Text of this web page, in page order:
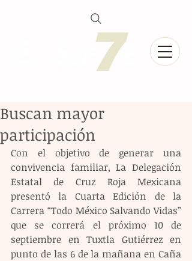
Buscan mayor
participación
Con el objetivo de generar una
convivencia familiar, La Delegación
Estatal de Cruz Roja Mexicana
presentó la Cuarta Edición de la
Carrera “Todo México Salvando Vidas”
que se correrá el próximo 10 de
septiembre en Tuxtla Gutiérrez en
punto de las 6 de la mañana en Caña